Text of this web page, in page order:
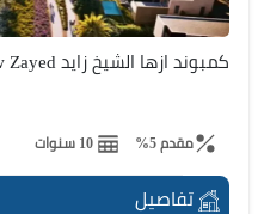
كمبوند ازها الشيخ زايد Azha New Zayed اسعار 2026
مقدم 5% 10 سنوات
تفاصيل